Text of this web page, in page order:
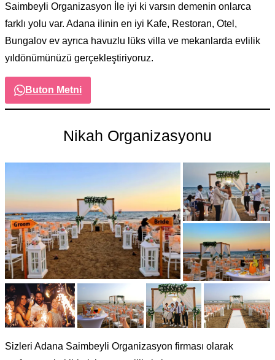
Saimbeyli Organizasyon İle iyi ki varsın demenin onlarca
farklı yolu var. Adana ilinin en iyi Kafe, Restoran, Otel,
Bungalov ev ayrıca havuzlu lüks villa ve mekanlarda evlilik
yıldönümünüzü gerçekleştiriyoruz.
Buton Metni
Nikah Organizasyonu
Sizleri Adana Saimbeyli Organizasyon firması olarak